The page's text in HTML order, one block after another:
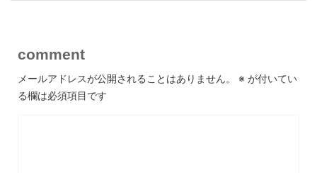
comment
メールアドレスが公開されることはありません。 ※ が付いてい
る欄は必須項目です